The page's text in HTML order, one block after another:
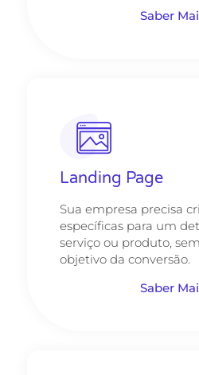
Saber
Landing Page
Sua empresa precisa
específicas para um
serviço ou produto,
objetivo da conversão.
Saber